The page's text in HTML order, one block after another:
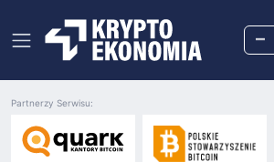
–
Partnerzy Serwisu: